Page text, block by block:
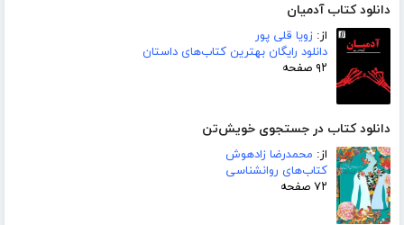
دانلود کتاب آدمیان
از: زویا قلی پور
دانلود رایگان بهترین کتاب‌های داستان
۹۲ صفحه
دانلود کتاب در جستجوی خویش‌تن
از: محمدرضا زادهوش
کتاب‌های روانشناسی
۷۲ صفحه